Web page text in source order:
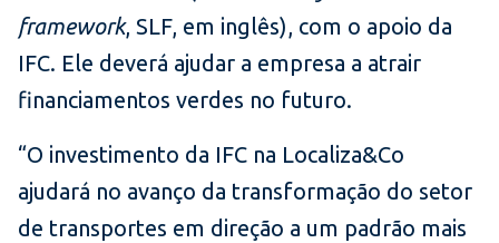
framework, SLF, em inglês), com o apoio da
IFC. Ele deverá ajudar a empresa a atrair
financiamentos verdes no futuro.
“O investimento da IFC na Localiza&Co
ajudará no avanço da transformação do setor
de transportes em direção a um padrão mais